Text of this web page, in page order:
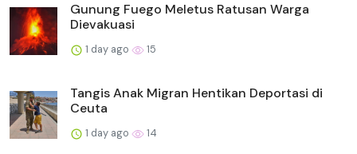
Gunung Fuego Meletus Ratusan Warga
Dievakuasi
1 day ago 15
Tangis Anak Migran Hentikan Deportasi di
Ceuta
1 day ago 14